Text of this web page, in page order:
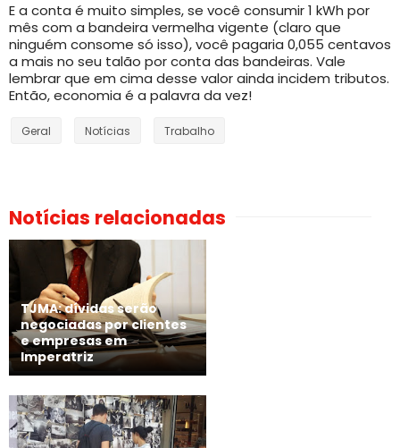
E a conta é muito simples, se você consumir 1 kWh por
mês com a bandeira vermelha vigente (claro que
ninguém consome só isso), você pagaria 0,055 centavos
a mais no seu talão por conta das bandeiras. Vale
lembrar que em cima desse valor ainda incidem tributos.
Então, economia é a palavra da vez!
Geral Notícias Trabalho
Notícias relacionadas
TJMA: dívidas serão
negociadas por clientes
e empresas em
Imperatriz